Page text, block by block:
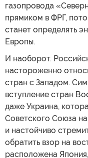
газопровода
прямиком в ФРГ,
станет определять
Европы.
И наоборот.
настороженно
стран с Западом.
вступление стран
даже Украина,
Советского Союза
и настойчиво
обратить взор на
расположена